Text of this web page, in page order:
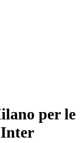
per le